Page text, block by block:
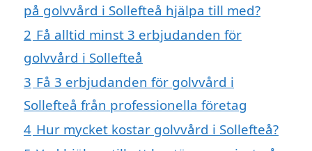
på golvvård i Sollefteå hjälpa till med?
2 Få alltid minst 3 erbjudanden för
golvvård i Sollefteå
3 Få 3 erbjudanden för golvvård i
Sollefteå från professionella företag
4 Hur mycket kostar golvvård i Sollefteå?